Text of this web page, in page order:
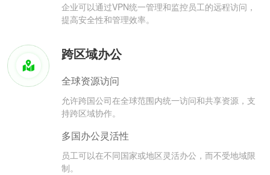
企业可以通过VPN统一管理和监控员工的远程访问，
提高安全性和管理效率。
跨区域办公
全球资源访问
允许跨国公司在全球范围内统一访问和共享资源，支
持跨区域协作。
多国办公灵活性
员工可以在不同国家或地区灵活办公，而不受地域限
制。